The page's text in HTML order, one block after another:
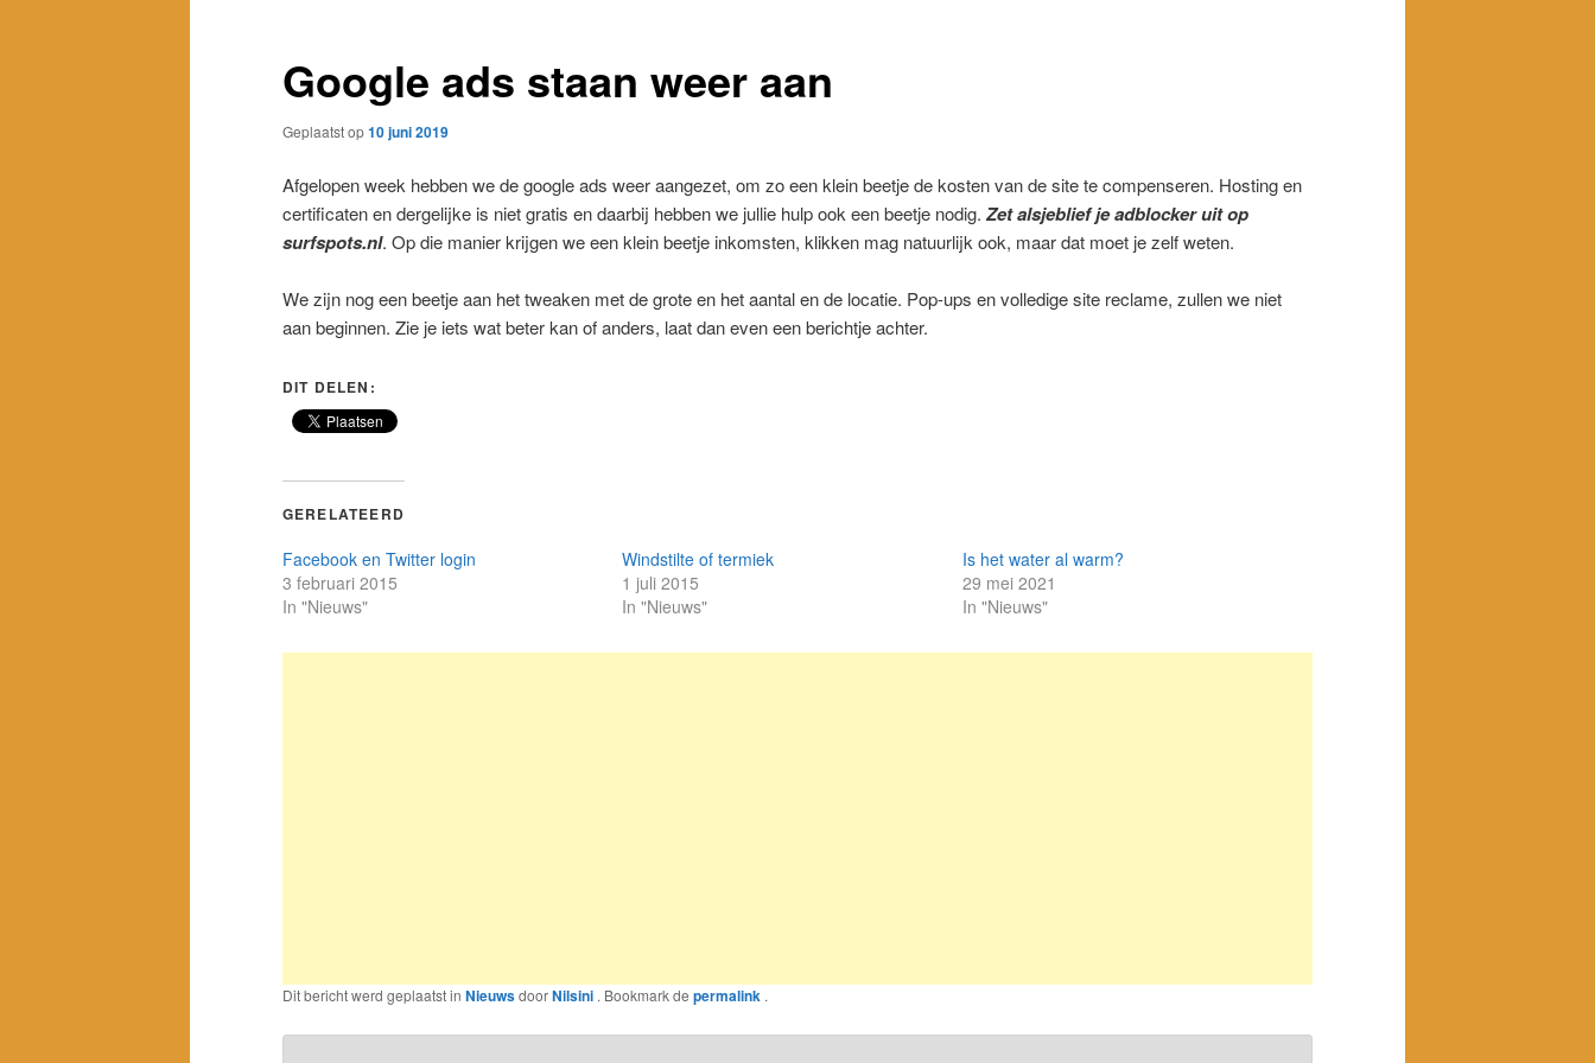
Google ads staan weer aan
Geplaatst op10 juni 2019
Afgelopen week hebben we de google ads weer aangezet, om zo een klein beetje de kosten van de site te compenseren. Hosting en
certificaten en dergelijke is niet gratis en daarbij hebben we jullie hulp ook een beetje nodig. Zet alsjeblief je adblocker uitop
surfspots.nl. Op die manier krijgen we een klein beetje inkomsten, klikken mag natuurlijk ook, maar dat moet je zelf weten.
We zijn nog een beetje aan het tweaken met de grote en het aantal en de locatie. Pop-ups en volledige site reclame, zullen we niet
aan beginnen. Zie je iets wat beter kan of anders, laat dan even een berichtje achter.
DIT DELEN:
GERELATEERD
Facebook en Twitter login
3 februari 2015
In "Nieuws"
Windstilte of termiek
1 juli 2015
In "Nieuws"
Is het water al warm?
29 mei 2021
In "Nieuws"
Dit bericht werd geplaatst in NieuwsdoorNilsini . Bookmark de permalink .